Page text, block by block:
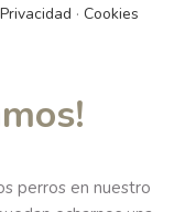
Privacidad · Cookies
perros en nuestro